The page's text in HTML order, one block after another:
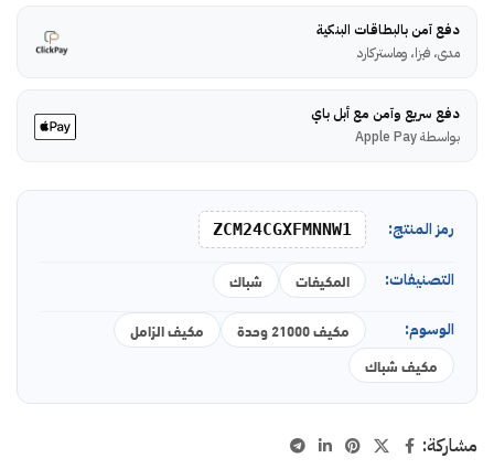
دفع آمن بالبطاقات البنكية
مدى، فيزا، وماستركارد
دفع سريع وآمن مع أبل باي
بواسطة Apple Pay
رمز المنتج: ZCM24CGXFMNNW1
التصنيفات: المكيفات شباك
الوسوم: مكيف 21000 وحدة
مكيف الزامل
مكيف شباك
مشاركة: